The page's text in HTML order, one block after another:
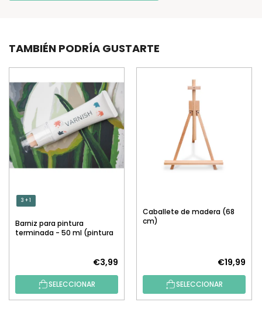
TAMBIÉN PODRÍA GUSTARTE
3 + 1
Barniz para pintura
terminada - 50 ml (pintura
€3,99
SELECCIONAR
Caballete de madera (68
cm)
€19,99
SELECCIONAR